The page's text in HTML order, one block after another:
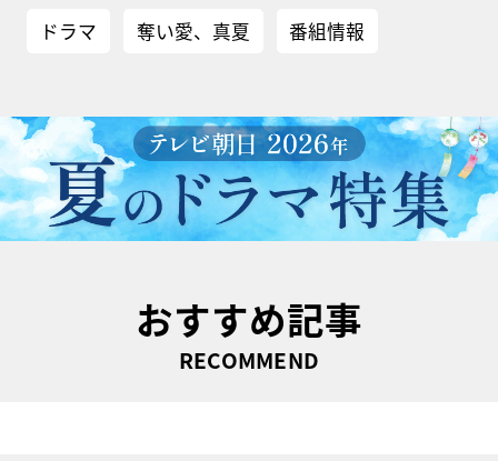
ドラマ 奪い愛、真夏 番組情報
おすすめ記事
RECOMMEND